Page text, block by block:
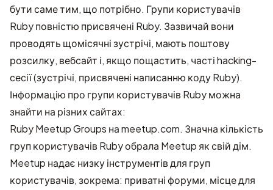
бути саме тим, що потрібно. Групи користувачів
Ruby повністю присвячені Ruby. Зазвичай вони
проводять щомісячні зустрічі, мають поштову
розсилку, вебсайт і, якщо пощастить, часті hacking-
сесії (зустрічі, присвячені написанню коду Ruby).
Інформацію про групи користувачів Ruby можна
знайти на різних сайтах:
Ruby Meetup Groups на meetup.com. Значна кількість
груп користувачів Ruby обрала Meetup як свій дім.
Meetup надає низку інструментів для груп
користувачів, зокрема: приватні форуми, місце для